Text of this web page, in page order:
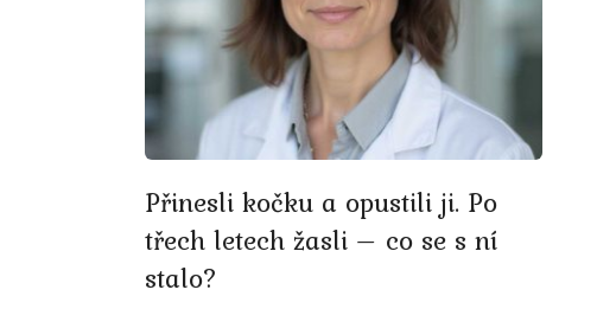
Přinesli kočku a opustili ji. Po
třech letech žasli – co se s ní
stalo?